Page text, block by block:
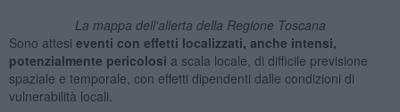
La mappa dell'allerta della Regione Toscana
Sono attesi eventi con effetti localizzati, anche intensi,
potenzialmente pericolosi a scala locale, di difficile previsione
spaziale e temporale, con effetti dipendenti dalle condizioni di
vulnerabilità locali.